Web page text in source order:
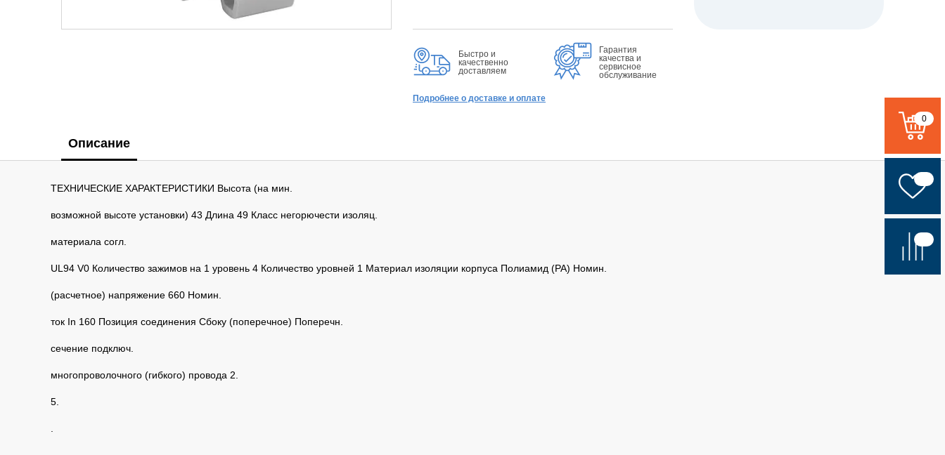
Быстро и
качественно
доставляем
Гарантия
качества и
сервисное
обслуживание
Подробнее о доставке и оплате
Описание
ТЕХНИЧЕСКИЕ ХАРАКТЕРИСТИКИ Высота (на мин.
возможной высоте установки) 43 Длина 49 Класс негорючести изоляц.
материала согл.
UL94 V0 Количество зажимов на 1 уровень 4 Количество уровней 1 Материал изоляции корпуса Полиамид (PA) Номин.
(расчетное) напряжение 660 Номин.
ток In 160 Позиция соединения Сбоку (поперечное) Поперечн.
сечение подключ.
многопроволочного (гибкого) провода 2.
5.
0